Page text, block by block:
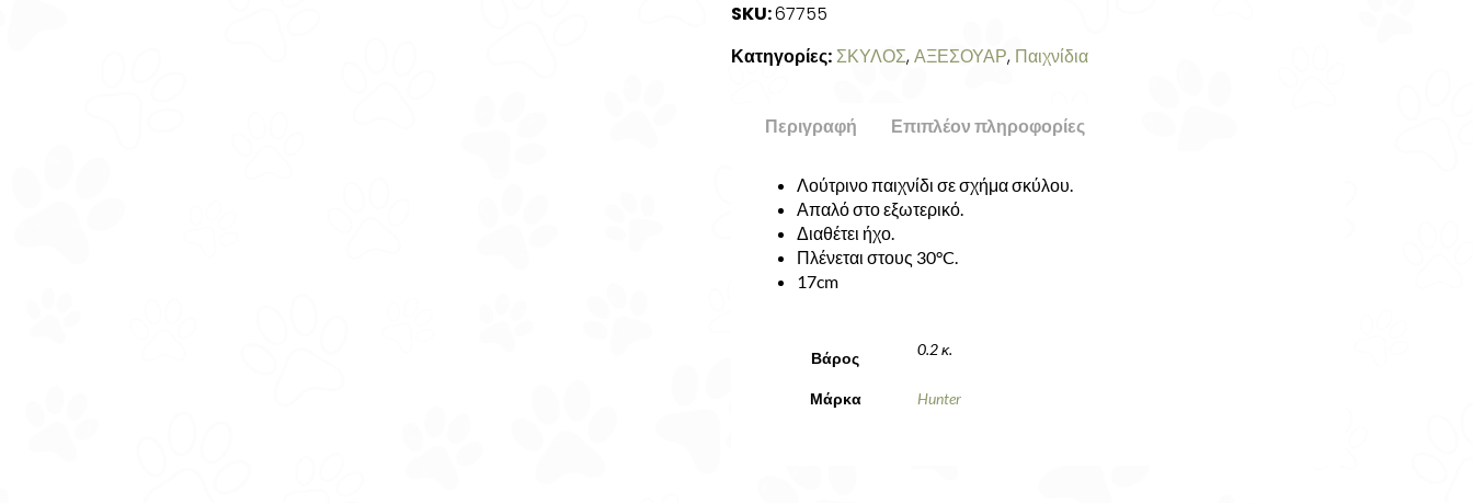
SKU:67755
Κατηγορίες:ΣΚΥΛΟΣ,ΑΞΕΣΟΥΑΡ, Παιχνίδια
Περιγραφή Επιπλέον πληροφορίες
Λούτρινο παιχνίδι σε σχήμα σκύλου.
Απαλό στο εξωτερικό.
Διαθέτει ήχο.
Πλένεται στους 30°C.
17cm
Βάρος 0.2 κ.
Μάρκα Hunter